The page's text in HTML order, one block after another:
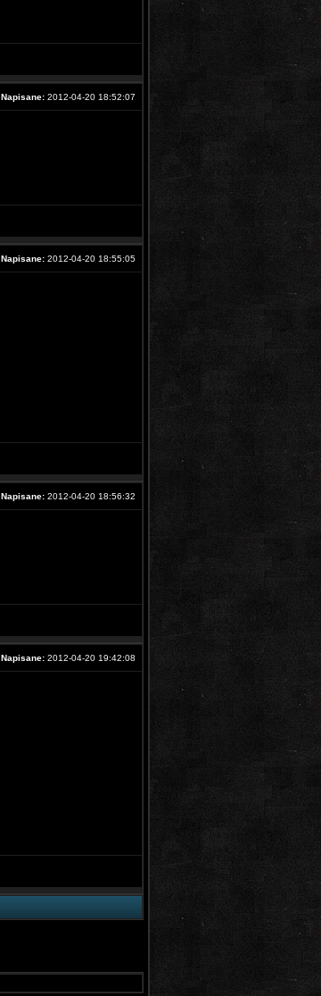
Napisane: 2012-04-20 18:52:07
Napisane: 2012-04-20 18:55:05
Napisane: 2012-04-20 18:56:32
Napisane: 2012-04-20 19:42:08